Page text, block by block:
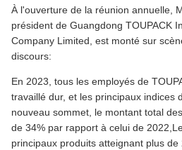
À l'ouverture de la réunion annuelle,
président de Guangdong TOUPACK
Company Limited, est monté sur
discours:
En 2023, tous les employés de
travaillé dur, et les principaux indices
nouveau sommet, le montant total
de 34% par rapport à celui de
principaux produits atteignant plus